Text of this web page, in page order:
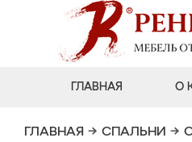
ГЛАВНАЯ О
ГЛАВНАЯ → СПАЛЬНИ →